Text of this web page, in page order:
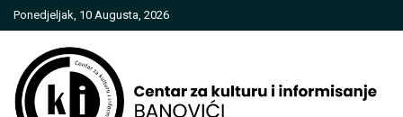
Skip
to
Ponedjeljak, 10 Augusta, 2026